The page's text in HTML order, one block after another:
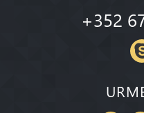
+352